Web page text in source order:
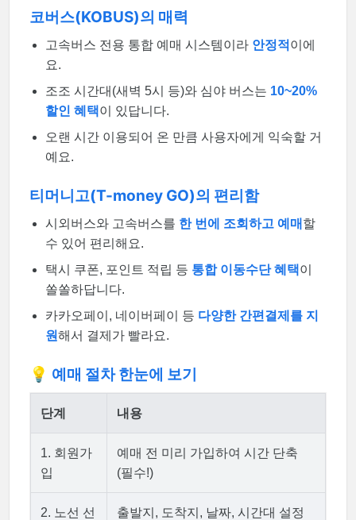
코버스(KOBUS)의 매력
고속버스 전용 통합 예매 시스템이라 안정적 이에
요.
조조 시간대(새벽 5시 등)와 심야 버스는 10~20%
할인 혜택이 있답니다.
오랜 시간 이용되어 온 만큼 사용자에게 익숙할 거
예요.
티머니고(T-money GO)의 편리함
시외버스와 고속버스를 한 번에 조회하고 예매 할
수 있어 편리해요.
택시 쿠폰, 포인트 적립 등 통합 이동수단 혜택이
쏠쏠하답니다.
카카오페이, 네이버페이 등 다양한 간편결제를 지
원해서 결제가 빨라요.
💡 예매 절차 한눈에 보기
단계 내용
1. 회원가
입
예매 전 미리 가입하여 시간 단축
(필수!)
2. 노선 선 출발지, 도착지, 날짜, 시간대 설정